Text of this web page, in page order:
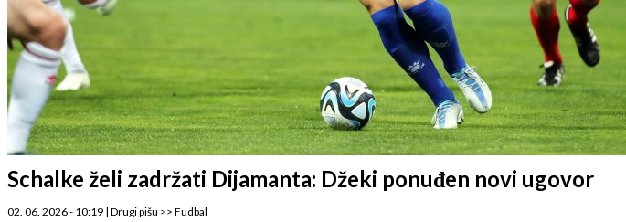
Schalke želi zadržati Dijamanta: Džeki ponuđen novi ugovor
02. 06. 2026 - 10:19 | Drugi pišu >> Fudbal